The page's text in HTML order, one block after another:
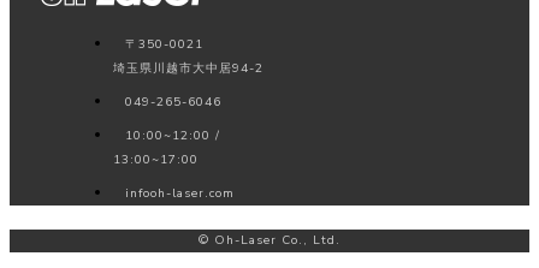
〒350-0021
埼玉県川越市大中居94-2
049-265-6046
10:00~12:00 /
13:00~17:00
infooh-laser.com
© Oh-Laser Co., Ltd.